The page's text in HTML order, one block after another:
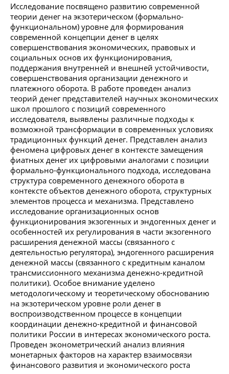
Исследование посвящено развитию современной
теории денег на экзотерическом (формально-
функциональном) уровне для формирования
современной концепции денег в целях
совершенствования экономических, правовых и
социальных основ их функционирования,
поддержания внутренней и внешней устойчивости,
совершенствования организации денежного и
платежного оборота. В работе проведен анализ
теорий денег представителей научных экономических
школ прошлого с позиций современного
исследователя, выявлены различные подходы к
возможной трансформации в современных условиях
традиционных функций денег. Представлен анализ
феномена цифровых денег в контексте замещения
фиатных денег их цифровыми аналогами с позиции
формально-функционального подхода, исследована
структура современного денежного оборота в
контексте объектов денежного оборота, структурных
элементов процесса и механизма. Представлено
исследование организационных основ
функционирования экзогенных и эндогенных денег и
особенностей их регулирования в части экзогенного
расширения денежной массы (связанного с
деятельностью регулятора), эндогенного расширения
денежной массы (связанного с кредитным каналом
трансмиссионного механизма денежно-кредитной
политики). Особое внимание уделено
методологическому и теоретическому обоснованию
на экзотерическом уровне роли денег в
воспроизводственном процессе в концепции
координации денежно-кредитной и финансовой
политики России в интересах экономического роста.
Проведен эконометрический анализ влияния
монетарных факторов на характер взаимосвязи
финансового развития и экономического роста